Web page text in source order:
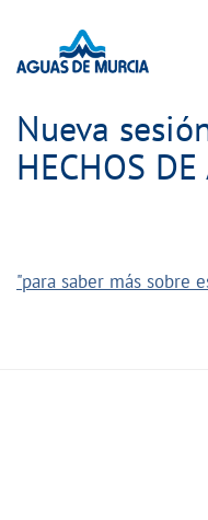
Nueva
HECHOS DE
"para saber más sobre